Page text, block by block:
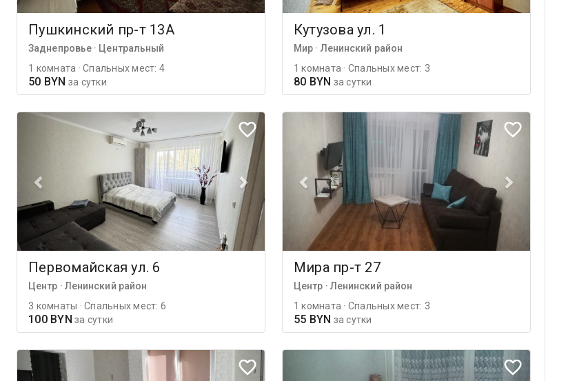
Пушкинский пр-т 13А
Заднепровье · Центральный
1 комната · Спальных мест: 4
50 BYN за сутки
Кутузова ул. 1
Мир · Ленинский район
1 комната · Спальных мест: 3
80 BYN за сутки
Первомайская ул. 6
Центр · Ленинский район
3 комнаты · Спальных мест: 6
100 BYN за сутки
Мира пр-т 27
Центр · Ленинский район
1 комната · Спальных мест: 3
55 BYN за сутки